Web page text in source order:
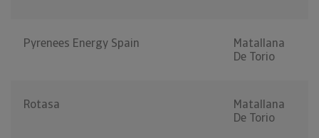
Pyrenees Energy Spain
Matallana
De Torio
Rotasa
Matallana
De Torio